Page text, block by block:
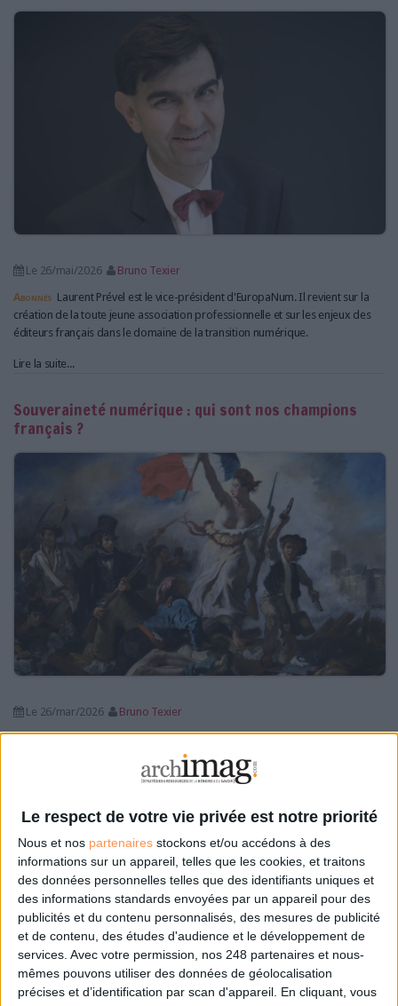
Le respect de votre vie privée est notre priorité
Nous et nos partenaires stockons et/ou accédons à des
informations sur un appareil, telles que les cookies, et traitons
des données personnelles telles que des identifiants uniques et
des informations standards envoyées par un appareil pour des
publicités et du contenu personnalisés, des mesures de publicité
et de contenu, des études d'audience et le développement de
services. Avec votre permission, nos 248 partenaires et nous-
mêmes pouvons utiliser des données de géolocalisation
précises et d’identification par scan d'appareil. En cliquant, vous
Le 26/mai/2026
Bruno Texier
Abonnés Laurent Prével est le vice-président d'EuropaNum. Il revient sur la
création de la toute jeune association professionnelle et sur les enjeux des
éditeurs français dans le domaine de la transition numérique.
Lire la suite...
Souveraineté numérique : qui sont nos champions
français ?
Le 26/mar/2026
Bruno Texier
AbonnésFace à l’instabilité géoéconomique, à l’hégémonie des géants
extracommunautaires et à notre dépendance, aux exigences de conformité
(RGPD, NIS 2, AI Act, eIDAS 2…) et à la montée des cybermenaces, la
Lire la suite...
Confiance numérique souveraine : un écosystème
mature et dynamique